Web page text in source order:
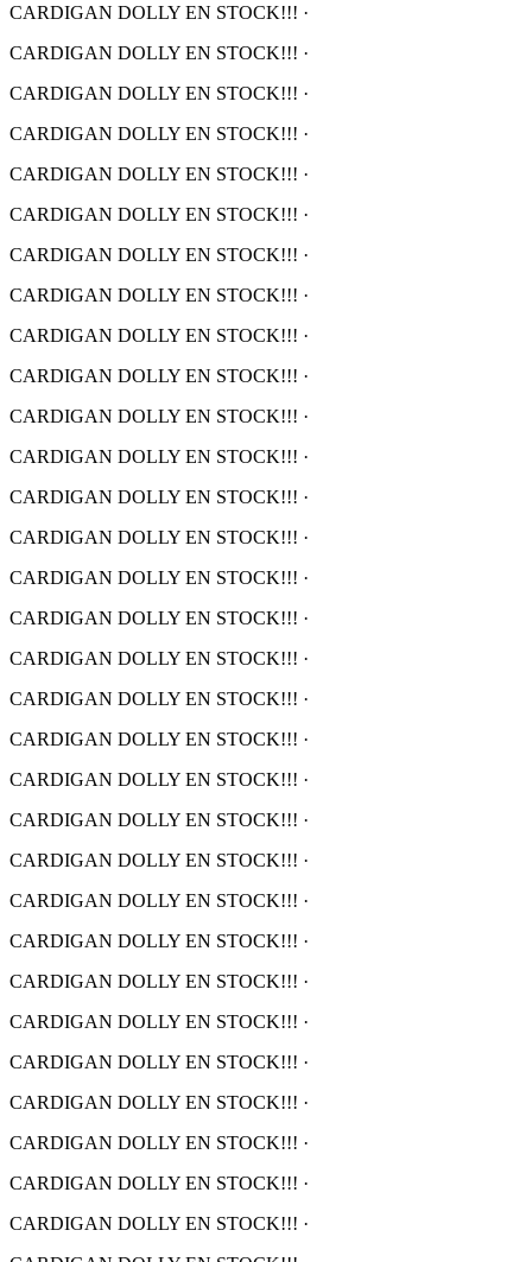
CARDIGAN DOLLY EN STOCK!!! ·
CARDIGAN DOLLY EN STOCK!!! ·
CARDIGAN DOLLY EN STOCK!!! ·
CARDIGAN DOLLY EN STOCK!!! ·
CARDIGAN DOLLY EN STOCK!!! ·
CARDIGAN DOLLY EN STOCK!!! ·
CARDIGAN DOLLY EN STOCK!!! ·
CARDIGAN DOLLY EN STOCK!!! ·
CARDIGAN DOLLY EN STOCK!!! ·
CARDIGAN DOLLY EN STOCK!!! ·
CARDIGAN DOLLY EN STOCK!!! ·
CARDIGAN DOLLY EN STOCK!!! ·
CARDIGAN DOLLY EN STOCK!!! ·
CARDIGAN DOLLY EN STOCK!!! ·
CARDIGAN DOLLY EN STOCK!!! ·
CARDIGAN DOLLY EN STOCK!!! ·
CARDIGAN DOLLY EN STOCK!!! ·
CARDIGAN DOLLY EN STOCK!!! ·
CARDIGAN DOLLY EN STOCK!!! ·
CARDIGAN DOLLY EN STOCK!!! ·
CARDIGAN DOLLY EN STOCK!!! ·
CARDIGAN DOLLY EN STOCK!!! ·
CARDIGAN DOLLY EN STOCK!!! ·
CARDIGAN DOLLY EN STOCK!!! ·
CARDIGAN DOLLY EN STOCK!!! ·
CARDIGAN DOLLY EN STOCK!!! ·
CARDIGAN DOLLY EN STOCK!!! ·
CARDIGAN DOLLY EN STOCK!!! ·
CARDIGAN DOLLY EN STOCK!!! ·
CARDIGAN DOLLY EN STOCK!!! ·
CARDIGAN DOLLY EN STOCK!!! ·